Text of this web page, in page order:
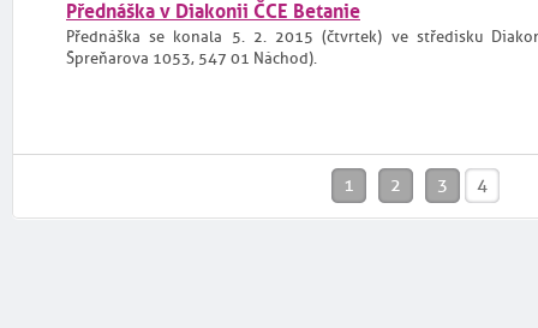
Přednáška v Diakonii ČCE Betanie
Přednáška se konala 5. 2. 2015 (čtvrtek) ve středisku
Špreňarova 1053, 547 01 Náchod).
1 2 3 4